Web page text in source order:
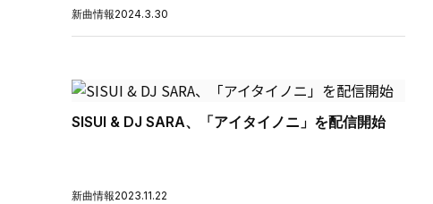
新曲情報2024.3.30
SISUI & DJ SARA、「アイタイノニ」を配信開始
新曲情報2023.11.22